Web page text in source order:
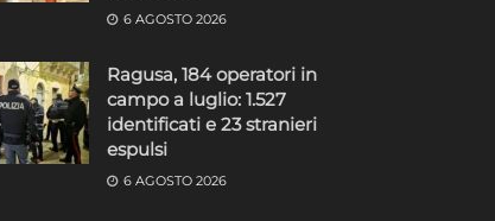
6 AGOSTO 2026
Ragusa, 184 operatori in
campo a luglio: 1.527
identificati e 23 stranieri
espulsi
6 AGOSTO 2026